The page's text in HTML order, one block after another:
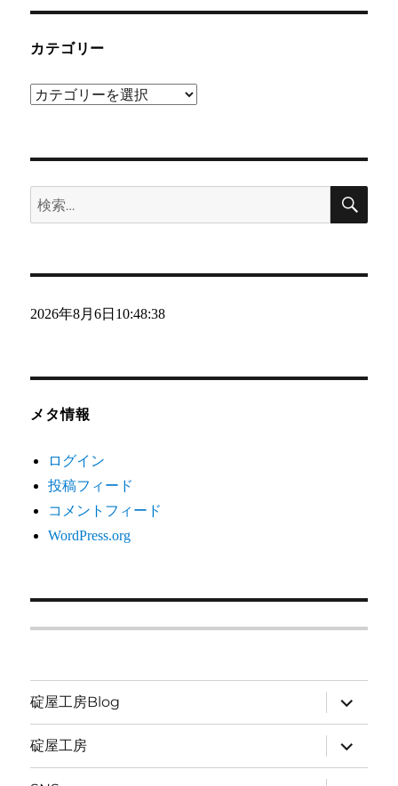
カテゴリー
カ
検
索:
検
2026年8月6日 10:48:39
メタ情報
ログイン
投稿フィード
コメントフィード
WordPress.org
碇屋工房Blog
サ
ブ
メ
ニ
ュ
ー
碇屋工房
サ
ブ
メ